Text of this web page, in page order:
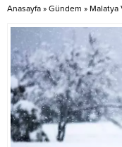
Anasayfa » Gündem » Malatya